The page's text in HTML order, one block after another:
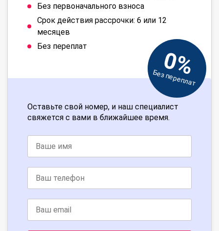
Без первоначального взноса
Срок действия рассрочки: 6 или 12
месяцев
Без переплат
0%
Без переплат
Оставьте свой номер, и наш специалист
свяжется с вами в ближайшее время.